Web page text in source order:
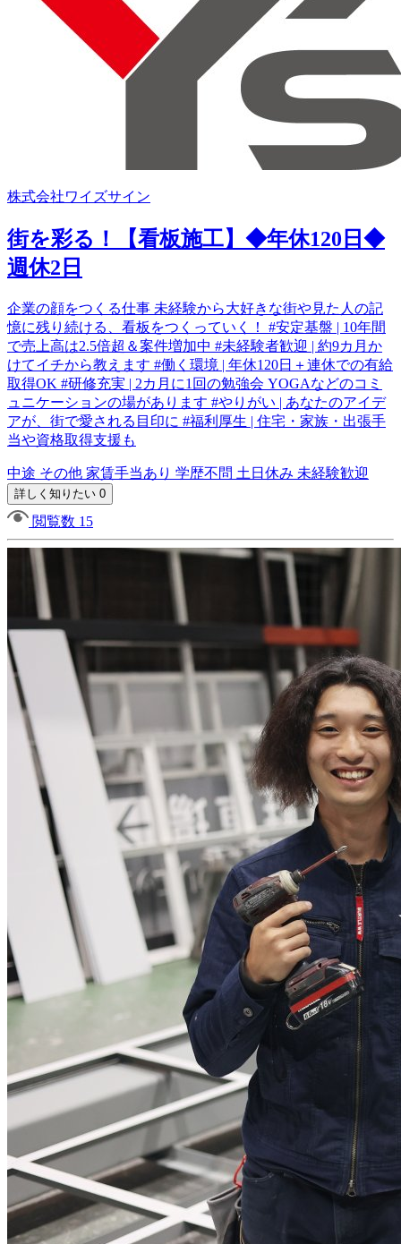
株式会社ワイズサイン
街を彩る！【看板施工】◆年休120日◆
週休2日
企業の顔をつくる仕事 未経験から大好きな街や見た人の記
憶に残り続ける、看板をつくっていく！ #安定基盤 | 10年間
で売上高は2.5倍超＆案件増加中 #未経験者歓迎 | 約9カ月か
けてイチから教えます #働く環境 | 年休120日＋連休での有給
取得OK #研修充実 | 2カ月に1回の勉強会 YOGAなどのコミ
ュニケーションの場があります #やりがい | あなたのアイデ
アが、街で愛される目印に #福利厚生 | 住宅・家族・出張手
当や資格取得支援も
中途 その他 家賃手当あり 学歴不問 土日休み 未経験歓迎
詳しく知りたい 0
閲覧数 15